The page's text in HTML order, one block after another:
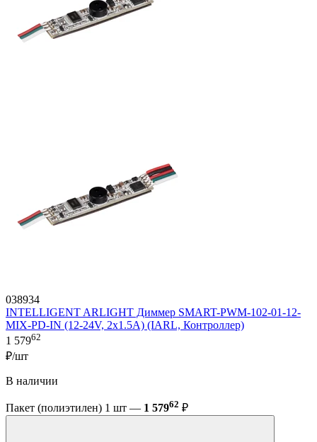
038934
INTELLIGENT ARLIGHT Диммер SMART-PWM-102-01-12-
MIX-PD-IN (12-24V, 2x1.5A) (IARL, Контроллер)
1 57962
₽/шт
В наличии
Пакет (полиэтилен) 1 шт — 1 57962 ₽